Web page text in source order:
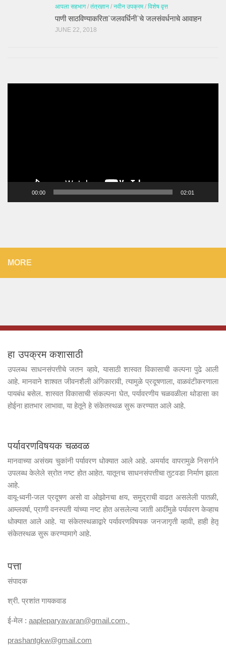
आपला सहभाग/ तंत्रज्ञान / नवीन उपक्रम/ विशेष वृत्त
पाणी साठविण्याकरिता`जलवर्धिनी`चे जलसंवर्धनाचे आवाहन
JUNE 22, 2018
00:00 02:01
MORE
हा उपक्रम कशासाठी
उपलब्ध साधनसंपत्तीचे जतन व्हावे, यासाठी शास्वत विकासाची कल्पना पुढे आली
आहे. मानवाने शाश्वत जीवनशैली अंगिकारावी, त्यामुळे प्रदूषणाला, वाळवंटीकरणाला
पायबंध बसेल. शास्वत विकासाची संकल्पना घेत, पर्यावरणीय चळवळीला थोडासा का
होईना हातभार लाभावा, या हेतूने हे संकेतस्थळ सुरू करण्यात आले आहे.
पर्यावरणविषयक चळवळ
मानवाच्या असंख्य चुकांनी पर्यावरण धोक्यात आले आहे. अमर्याद वापरामुळे निसर्गाने
उपलब्ध केलेले स्रोत नष्ट होत आहेत. यातूनच साधनसंपत्तीचा तुटवडा निर्माण झाला
आहे.
वायू-ध्वनी-जल प्रदूषण असो वा ओझोनचा क्षय, समुद्राची वाढत असलेली पातळी,
आम्लवर्षा, प्राणी वनस्पती यांच्या नष्ट होत असलेल्या जाती आदींमुळे पर्यावरण केव्हाच
धोक्यात आले आहे. या संकेतस्थळाद्वारे पर्यावरणविषयक जनजागृती व्हावी, हाही हेतू
संकेतस्थळ सुरू करण्यामागे आहे.
पत्ता
संपादक
श्री. प्रशांत गायकवाड
ई-मेल : aapleparyavaran@gmail.com,
prashantgkw@gmail.com